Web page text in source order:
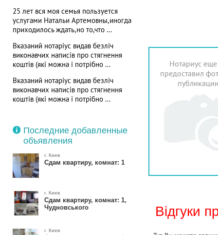
25 лет вся моя семья пользуется
услугами Натальи Артемовны,иногда
приходилось ждать,но то,что ...
Вказаний нотаріус видав безліч
виконавчих написів про стягнення
коштів (які можна і потрібно ...
Вказаний нотаріус видав безліч
виконавчих написів про стягнення
коштів (які можна і потрібно ...
Последние добавленные
объявления
г. Киев
Сдам квартиру, комнат: 1
г. Киев
Сдам квартиру, комнат: 1,
Чудновського
г. Киев
Нотариус
предоставил
Відгуки